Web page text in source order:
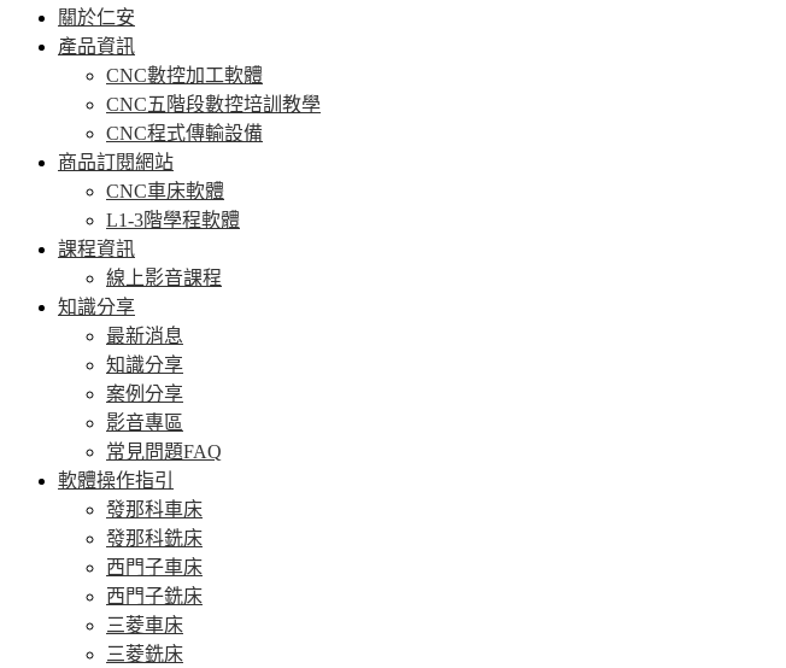
關於仁安
產品資訊
CNC數控加工軟體
CNC五階段數控培訓教學
CNC程式傳輸設備
商品訂閱網站
CNC車床軟體
L1-3階學程軟體
課程資訊
線上影音課程
知識分享
最新消息
知識分享
案例分享
影音專區
常見問題FAQ
軟體操作指引
發那科車床
發那科銑床
西門子車床
西門子銑床
三菱車床
三菱銑床